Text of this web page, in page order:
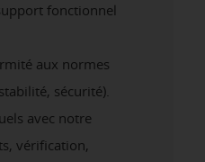
fonctionnel
aux normes
sécurité).
avec notre
vérification,